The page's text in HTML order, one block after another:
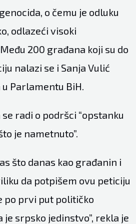
o čemu je odluku
odlazeći visoki
200 građana koji su do
nalazi se i Sanja Vulić
u Parlamentu BiH.
radi o podršci “opstanku
je nametnuto”.
što danas kao građanin i
da potpišem ovu peticiju
po prvi put političko
je srpsko jedinstvo”, rekla je